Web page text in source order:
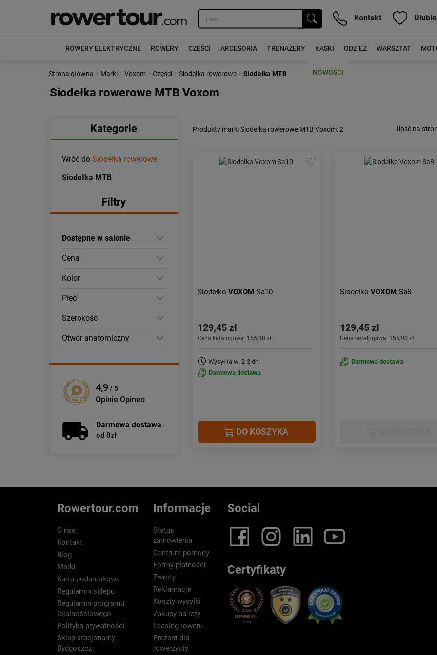
Kontakt
ROWERY ELEKTRYCZNE ROWERY CZĘŚCI AKCESORIA TRENAŻERY KASKI ODZIEŻ WARSZTAT
NOWOŚCI
Strona główna › Marki › Voxom › Części › Siodełka rowerowe › Siodełka MTB
Siodełka rowerowe MTB Voxom
Ilość na
Kategorie
Wróć do Siodełka rowerowe
Siodełka MTB
Filtry
Dostępne w salonie
Cena
Kolor
Płeć
Szerokość
Otwór anatomiczny
4,9 / 5
Opinie Opineo
Darmowa dostawa
od 0zł
Produkty marki Siodełka rowerowe MTB Voxom: 2
Siodełko VOXOM Sa10
129,45 zł
Cena katalogowa: 155,90 zł
Wysyłka w: 2-3 dni
Darmowa dostawa
DO KOSZYKA
Siodełko VOXOM Sa8
129,45 zł
Cena katalogowa: 155,90 zł
Darmowa dostawa
Rowertour.com
O nas
Kontakt
Blog
Marki
Karta podarunkowa
Regulamin sklepu
Regulamin programu
lojalnościowego
Polityka prywatności
Sklep stacjonarny
Bydgoszcz
Informacje
Status
zamówienia
Centrum pomocy
Formy płatności
Zwroty
Reklamacje
Koszty wysyłki
Zakupy na raty
Leasing roweru
Prezent dla
rowerzysty
Social
Certyfikaty